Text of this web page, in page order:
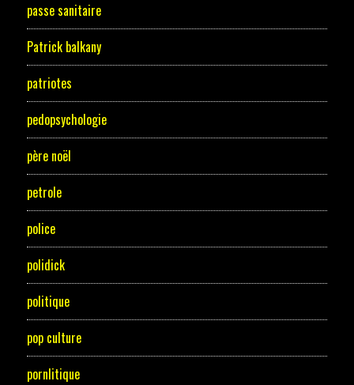
passe sanitaire
Patrick balkany
patriotes
pedopsychologie
père noël
petrole
police
polidick
politique
pop culture
pornlitique